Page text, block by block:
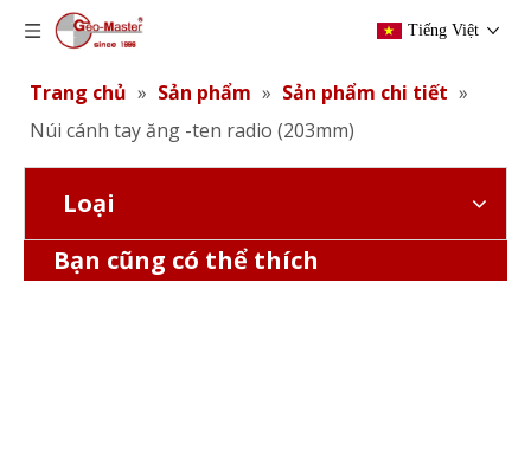
Tiếng Việt
Trang chủ » Sản phẩm » Sản phẩm chi tiết »
Núi cánh tay ăng -ten radio (203mm)
Loại
Bạn cũng có thể thích